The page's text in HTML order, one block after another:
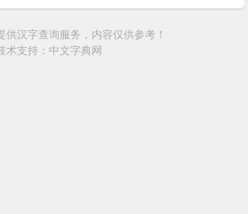
供汉字查询服务，内容仅供参考！
术支持：中文字典网